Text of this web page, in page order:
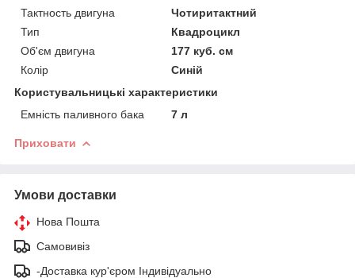
Тактность двигуна
Чотиритактний
Тип
Квадроцикл
Об'єм двигуна
177 куб. см
Колір
Синій
Користувальницькі характеристики
Емність паливного бака
7 л
Приховати
Умови доставки
Нова Пошта
Самовивіз
-Доставка кур'єром Індивідуально